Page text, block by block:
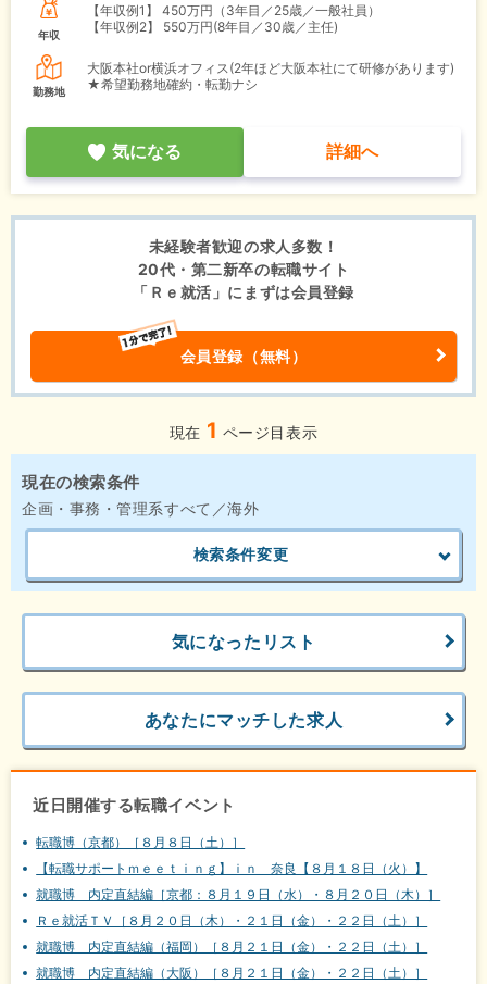
年収
【年収例1】
450万円（3年目／25歳／一般社員）
【年収例2】
550万円(8年目／30歳／主任)
勤務地
大阪本社or横浜オフィス(2年ほど大阪本社にて研修があります)
★希望勤務地確約・転勤ナシ
気になる 詳細へ
未経験者歓迎の求人多数！
20代・第二新卒の転職サイト
「Ｒｅ就活」にまずは会員登録
会員登録（無料）
現在 1 ページ目表示
現在の検索条件
企画・事務・管理系すべて／海外
検索条件変更
気になったリスト
あなたにマッチした求人
近日開催する転職イベント
転職博（京都）［８月８日（土）］
【転職サポートｍｅｅｔｉｎｇ】ｉｎ 奈良【８月１８日（火）】
就職博 内定直結編［京都：８月１９日（水）・８月２０日（木）］
Ｒｅ就活ＴＶ［８月２０日（木）・２１日（金）・２２日（土）］
就職博 内定直結編（福岡）［８月２１日（金）・２２日（土）］
就職博 内定直結編（大阪）［８月２１日（金）・２２日（土）］